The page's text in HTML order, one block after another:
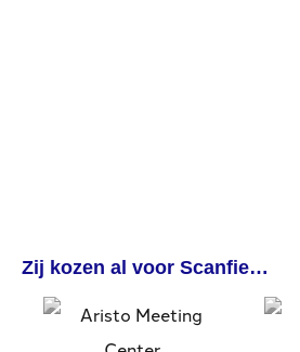
Zij kozen al voor Scanfie…